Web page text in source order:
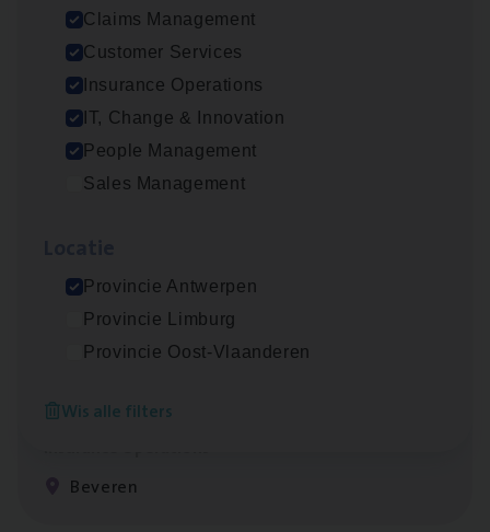
Claims Management
Customer Services
Insurance Operations
IT, Change & Innovation
People Management
Sales Management
Provincie Antwerpen
Provincie Limburg
Provincie Oost-Vlaanderen
Wis alle filters
Pro­fit en Public
Insurance Operations
Antwerpen
Antwerpen
Benefits
Beveren